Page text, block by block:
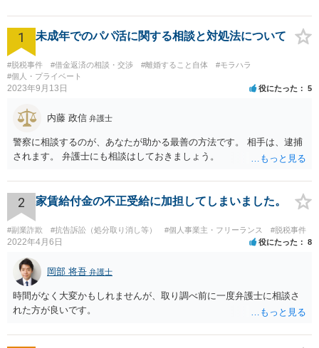
1 未成年でのパパ活に関する相談と対処法について
#脱税事件 #借金返済の相談・交渉 #離婚すること自体
#モラハラ
#個人・プライベート
2023年9月13日 役にたった 5
内藤 政信 弁護士
警察に相談するのが、あなたが助かる最善の方法です。 相手は、逮捕
されます。 弁護士にも相談はしておきましょう。
2 家賃給付金の不正受給に加担してしまいました。
#副業詐欺 #抗告訴訟（処分取り消し等） #個人事業主・フリーランス #脱税事件
2022年4月6日 役にたった 8
岡部 将吾 弁護士
時間がなく大変かもしれませんが、取り調べ前に一度弁護士に相談さ
れた方が良いです。